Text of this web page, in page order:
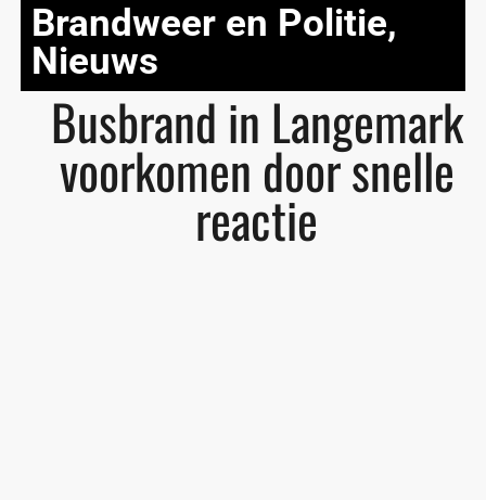
Brandweer en Politie,
Nieuws
Busbrand in Langemark
voorkomen door snelle
reactie